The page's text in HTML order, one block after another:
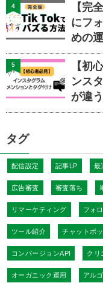
【完
にフ
めの
4
【初
ンス
が違
5
タグ
配信設定 記事LP 最
広告審査 審査落ち
リマーケティング フォ
ツール紹介 チャットボ
コンバージョンAPI クリ
オーガニック運用 アル